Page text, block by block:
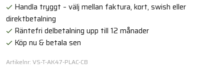
Handla tryggt – välj mellan faktura, kort, swish eller
direktbetalning
Räntefri delbetalning upp till 12 månader
Köp nu & betala sen
Artikelnr: VS-T-AK47-PLAC-CB